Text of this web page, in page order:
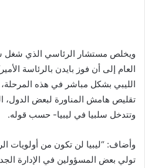
ويخلص مستشار الرئاسي الذي شغل
العام إلى أن فوز بايدن بالرئاسة
الليبي بشكل مباشر في هذه
تقليص هامش المناورة لبعض الدول،
وتتدخل سلبيا في ليبيا- حسب قوله.
وأضاف: “ليبيا لن تكون من أولويات
تولي بعض المسؤولين في الإدارة